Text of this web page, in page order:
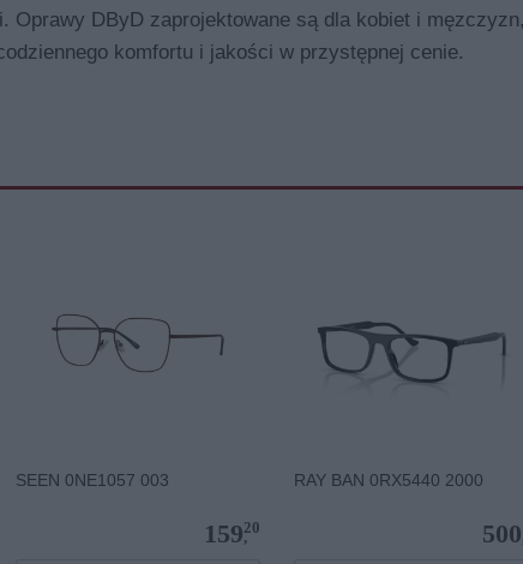
DByD zaprojektowane są dla kobiet i męzczyzn,
komfortu i jakości w przystępnej cenie.
SEEN 0NE1057 003
159,
20
RAY BAN 0RX5440 2000
500